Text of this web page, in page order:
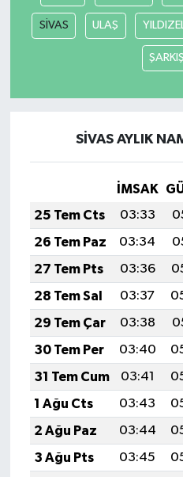
SİVAS ULAŞ
SİVAS AYLIK
İMSAK
25 Tem Cts
03:33
26 Tem Paz
03:34
27 Tem Pts
03:36
28 Tem Sal
03:37
29 Tem Çar
03:38
30 Tem Per
03:40
31 Tem Cum
03:41
1 Ağu Cts
03:43
2 Ağu Paz
03:44
3 Ağu Pts
03:45